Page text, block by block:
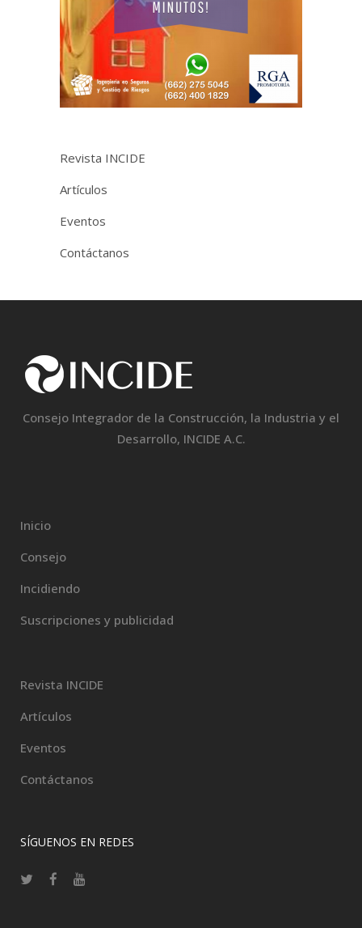
Revista INCIDE
Artículos
Eventos
Contáctanos
Consejo Integrador de la Construcción, la Industria y el
Desarrollo, INCIDE A.C.
Inicio
Consejo
Incidiendo
Suscripciones y publicidad
Revista INCIDE
Artículos
Eventos
Contáctanos
SÍGUENOS EN REDES